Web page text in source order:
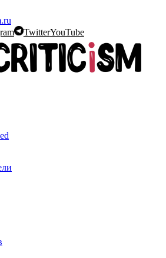
TwitterYouTube